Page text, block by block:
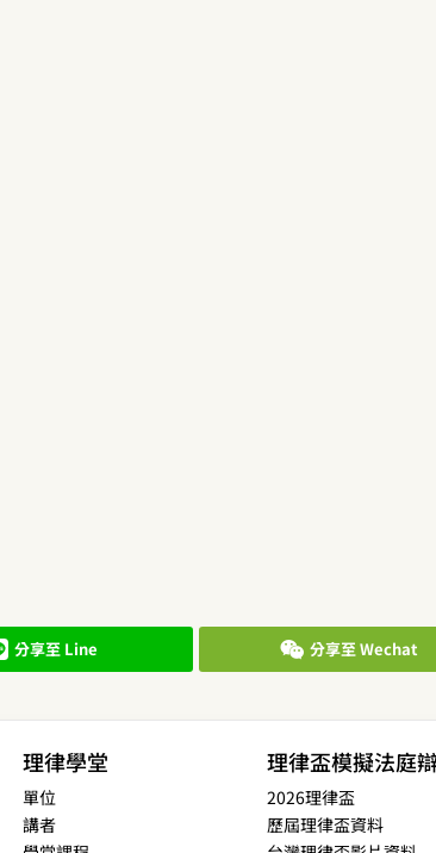
分享至 Line 分享至 Wechat
理律學堂
單位
講者
理律盃模擬法庭
2026理律盃
歷屆理律盃資料